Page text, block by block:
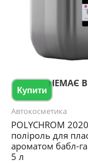
НЕМАЄ
Купити
Автокосметика
POLYCHROM
поліроль для
ароматом бабл-
5 л